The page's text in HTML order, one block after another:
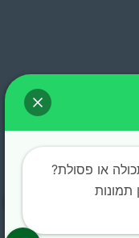
או פסולת?
תמונות